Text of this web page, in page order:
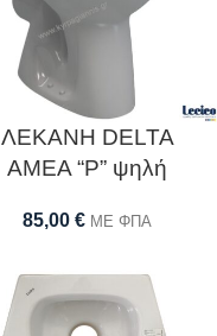
ΛΕΚΑΝΗ DELTA
ΑΜΕΑ “P” ψηλή
85,00 € ΜΕ ΦΠΑ